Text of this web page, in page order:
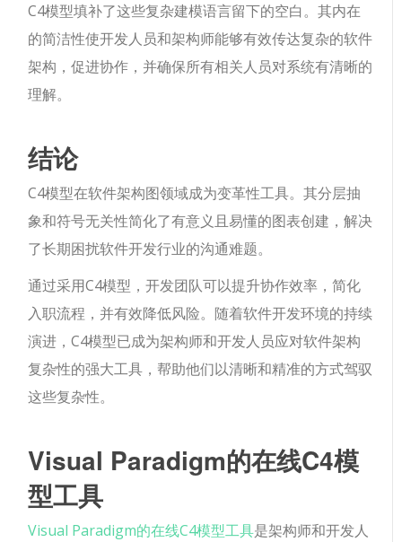
C4模型填补了这些复杂建模语言留下的空白。其内在
的简洁性使开发人员和架构师能够有效传达复杂的软件
架构，促进协作，并确保所有相关人员对系统有清晰的
理解。
结论
C4模型在软件架构图领域成为变革性工具。其分层抽
象和符号无关性简化了有意义且易懂的图表创建，解决
了长期困扰软件开发行业的沟通难题。
通过采用C4模型，开发团队可以提升协作效率，简化
入职流程，并有效降低风险。随着软件开发环境的持续
演进，C4模型已成为架构师和开发人员应对软件架构
复杂性的强大工具，帮助他们以清晰和精准的方式驾驭
这些复杂性。
Visual Paradigm的在线C4模
型工具
Visual Paradigm的在线C4模型工具是架构师和开发人